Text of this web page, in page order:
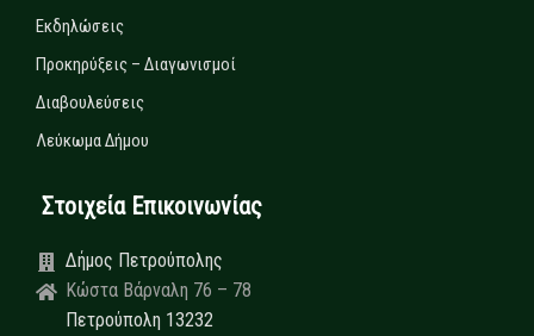
Εκδηλώσεις
Προκηρύξεις – Διαγωνισμοί
Διαβουλεύσεις
Λεύκωμα Δήμου
Στοιχεία Επικοινωνίας
Δήμος Πετρούπολης
Κώστα Βάρναλη 76 – 78
Πετρούπολη 13232